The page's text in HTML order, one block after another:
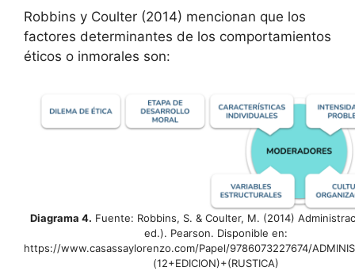
Robbins y Coulter (2014) mencionan que los
factores determinantes de los comportamientos
éticos o inmorales son:
Diagrama 4. Fuente: Robbins, S. & Coulter, M. (2014)
ed.). Pearson. Disponible en:
https://www.casassaylorenzo.com/Papel/9786073227674/
(12+EDICION)+(RUSTICA)